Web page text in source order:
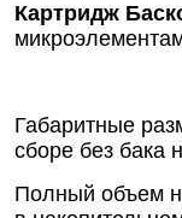
Картридж
Габаритные
сборе без бака
Полный объем